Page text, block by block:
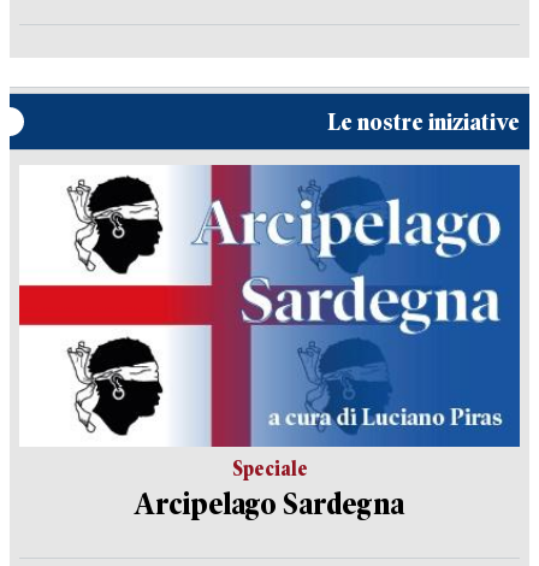
Le nostre iniziative
Speciale
Arcipelago Sardegna